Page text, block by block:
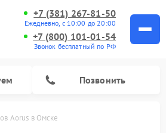
+7 (381) 267-81-50
Ежедневно, с 10:00 до 20:00
+7 (800) 101-01-54
Звонок бесплатный по РФ
Позвонить
Aorus в Омске